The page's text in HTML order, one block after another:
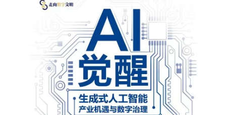
天天免運 養生保健
3C家電 運動休閒 親子玩具
女裝 男裝 化妝保養 情趣用品